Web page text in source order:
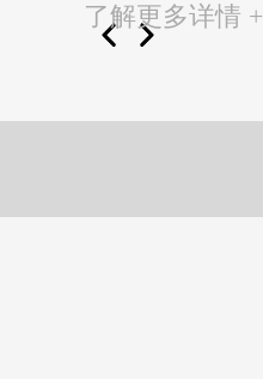
了解更多详情 +